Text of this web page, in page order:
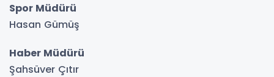
Spor Müdürü
Hasan Gümüş
Haber Müdürü
Şahsüver Çıtır